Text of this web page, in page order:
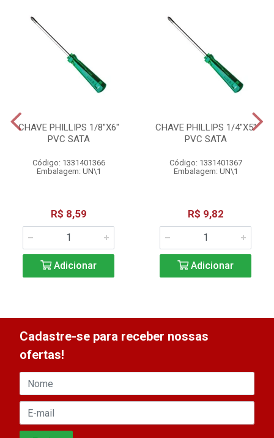
CHAVE PHILLIPS 1/8"X6"
PVC SATA
Código: 1331401366
Embalagem: UN\1
R$ 8,59
Adicionar
CHAVE PHILLIPS 1/4"X5"
PVC SATA
Código: 1331401367
Embalagem: UN\1
R$ 9,82
Adicionar
Cadastre-se para receber nossas
ofertas!